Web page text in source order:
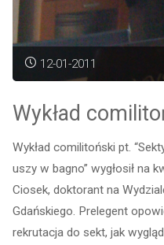
12-01-2011
Wykład
Wykład comilitoński pt.
uszy w bagno” wygłosił na
Ciosek, doktorant na
Gdańskiego. Prelegent
rekrutacja do sekt, jak